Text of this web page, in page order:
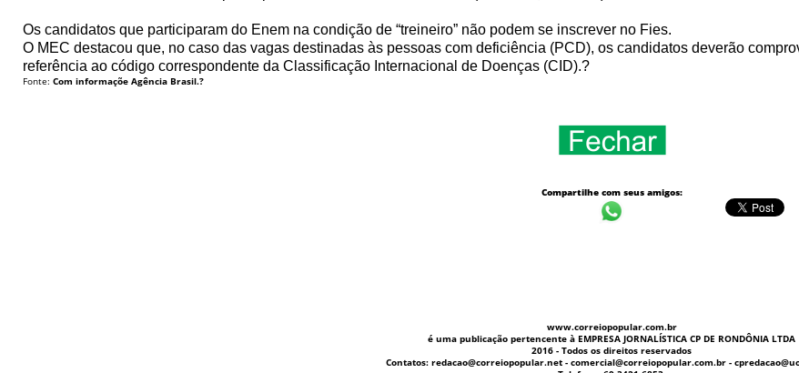
Os candidatos que participaram do Enem na condição de “treineiro” não podem se inscrever no Fies.
O MEC destacou que, no caso das vagas destinadas às pessoas com deficiência (PCD), os candidatos deverão
referência ao código correspondente da Classificação Internacional de Doenças (CID).?
Fonte: Com informaçõe Agência Brasil.?
Compartilhe com seus amigos:
www.correiopopular.com.br
é uma publicação pertencente à EMPRESA JORNALÍSTICA CP DE RONDÔNIA LTDA
2016 - Todos os direitos reservados
Contatos: redacao@correiopopular.net - comercial@correiopopular.com.br -